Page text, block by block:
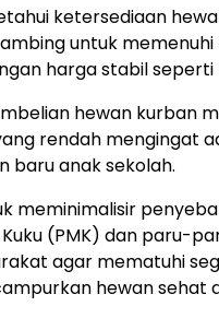
ketersediaan
untuk
harga stabil seperti
hewan kurban
rendah mengingat
baru anak sekolah.
meminimalisir
(PMK) dan paru-
agar mematuhi
hewan sehat